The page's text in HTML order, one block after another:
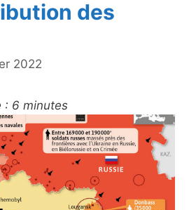
des
2022
: 6 minutes